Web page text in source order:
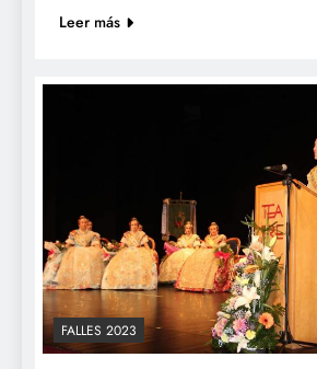
Leer más
FALLES 2023